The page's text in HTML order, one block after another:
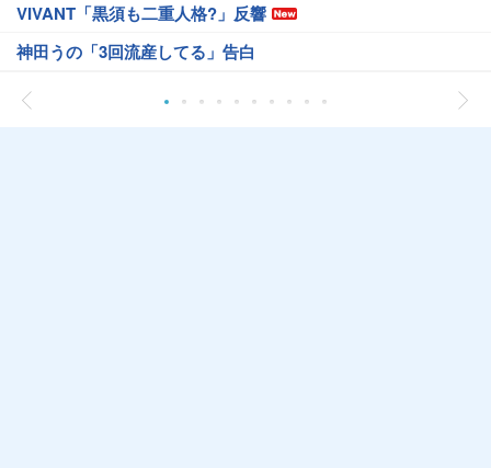
VIVANT「黒須も二重人格?」反響
神田うの「3回流産してる」告白